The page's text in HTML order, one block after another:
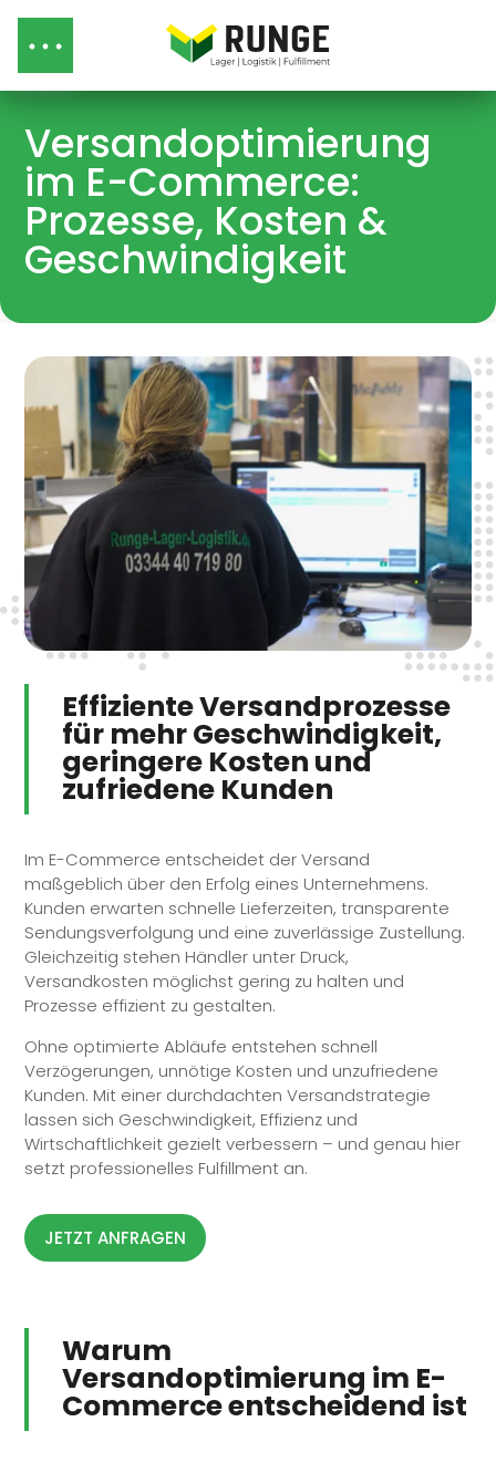
Versandoptimierung
im E-Commerce:
Prozesse, Kosten &
Geschwindigkeit
Effiziente Versandprozesse
für mehr Geschwindigkeit,
geringere Kosten und
zufriedene Kunden
Im E-Commerce entscheidet der Versand
maßgeblich über den Erfolg eines Unternehmens.
Kunden erwarten schnelle Lieferzeiten, transparente
Sendungsverfolgung und eine zuverlässige Zustellung.
Gleichzeitig stehen Händler unter Druck,
Versandkosten möglichst gering zu halten und
Prozesse effizient zu gestalten.
Ohne optimierte Abläufe entstehen schnell
Verzögerungen, unnötige Kosten und unzufriedene
Kunden. Mit einer durchdachten Versandstrategie
lassen sich Geschwindigkeit, Effizienz und
Wirtschaftlichkeit gezielt verbessern – und genau hier
setzt professionelles Fulfillment an.
JETZT ANFRAGEN
Warum
Versandoptimierung im E-
Commerce entscheidend ist